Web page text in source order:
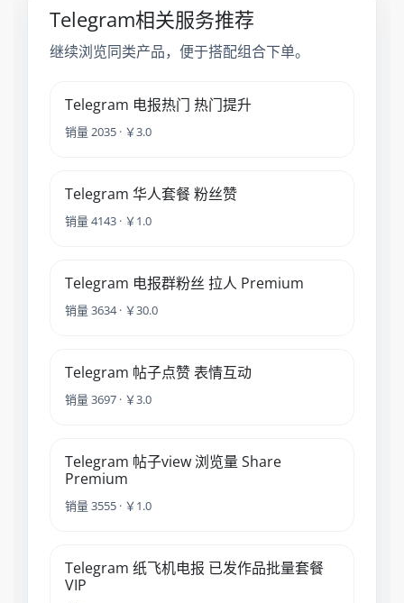
Telegram相关服务推荐
继续浏览同类产品，便于搭配组合下单。
Telegram 电报热门 热门提升
销量 2035 · ￥3.0
Telegram 华人套餐 粉丝赞
销量 4143 · ￥1.0
Telegram 电报群粉丝 拉人 Premium
销量 3634 · ￥30.0
Telegram 帖子点赞 表情互动
销量 3697 · ￥3.0
Telegram 帖子view 浏览量 Share
Premium
销量 3555 · ￥1.0
Telegram 纸飞机电报 已发作品批量套餐
VIP